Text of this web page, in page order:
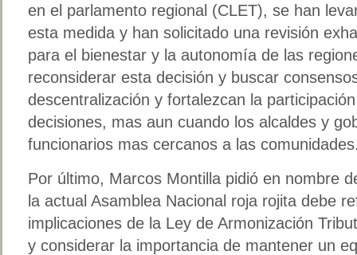
en el parlamento regional (CLET), se han
esta medida y han solicitado una revisión
para el bienestar y la autonomía de las
reconsiderar esta decisión y buscar
descentralización y fortalezcan la
decisiones, mas aun cuando los alcaldes y
funcionarios mas cercanos a las
Por último, Marcos Montilla pidió en nombre
la actual Asamblea Nacional roja rojita debe
implicaciones de la Ley de Armonización
y considerar la importancia de mantener un